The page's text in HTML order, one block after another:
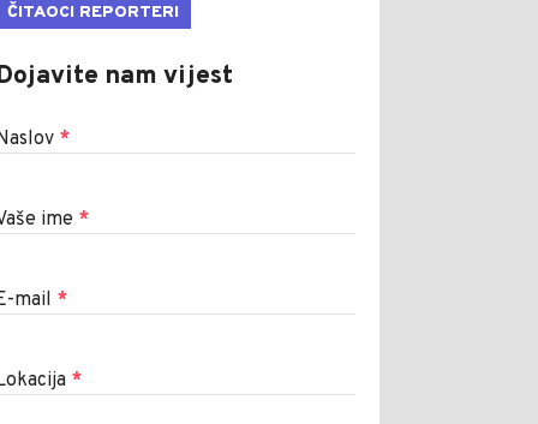
ČITAOCI REPORTERI
nam vijest
*
ime *
mail *
*